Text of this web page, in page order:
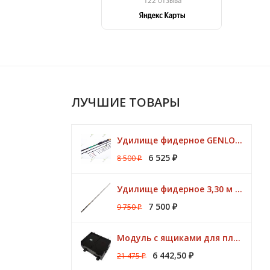
ЛУЧШИЕ ТОВАРЫ
Удилище фидерное GENLOG HONESTY HEAVY 3,80 м. до 140 гр.
8 500₽ 6 525 ₽
Удилище фидерное 3,30 м CK Method Feeder 60 гр / 3 - 10 lbs Browning
9 750₽ 7 500 ₽
Модуль с ящиками для платформ Preston ONBOX
21 475₽ 6 442,50 ₽